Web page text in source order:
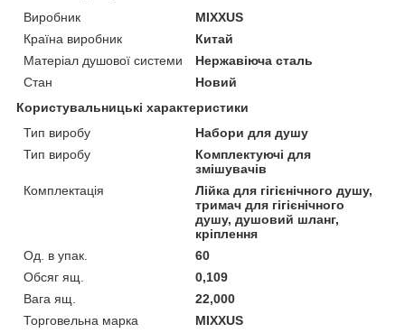
Виробник
MIXXUS
Країна виробник
Китай
Матеріал душової системи
Нержавіюча сталь
Стан
Новий
Користувальницькі характеристики
Тип виробу
Набори для душу
Тип виробу
Комплектуючі для
змішувачів
Комплектація
Лійка для гігієнічного душу,
тримач для гігієнічного
душу, душовий шланг,
кріплення
Од. в упак.
60
Обсяг ящ.
0,109
Вага ящ.
22,000
Торговельна марка
MIXXUS